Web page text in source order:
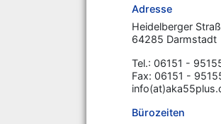
Adresse
Heidelberger
64285 Darmstadt
Tel.: 06151 -
Fax: 06151 -
Bürozeiten